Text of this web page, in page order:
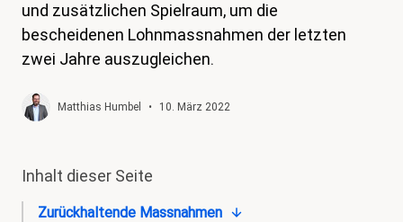
magazin
Shop
Kontakt
Meine Lehre. Meine Rechte
Mitglied werden
und zusätzlichen Spielraum, um die
bescheidenen Lohnmassnahmen der letzten
zwei Jahre auszugleichen.
Matthias Humbel • 10. März 2022
Inhalt dieser Seite
Zurückhaltende Massnahmen